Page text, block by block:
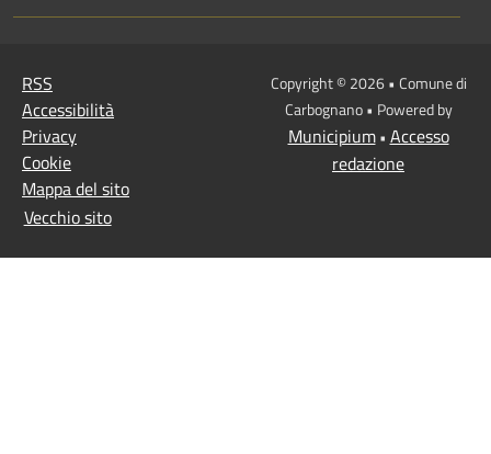
RSS
Accessibilità
Privacy
Cookie
Mappa del sito
Vecchio sito
Copyright © 2026 • Comune di
Carbognano • Powered by
Municipium• Accesso
redazione